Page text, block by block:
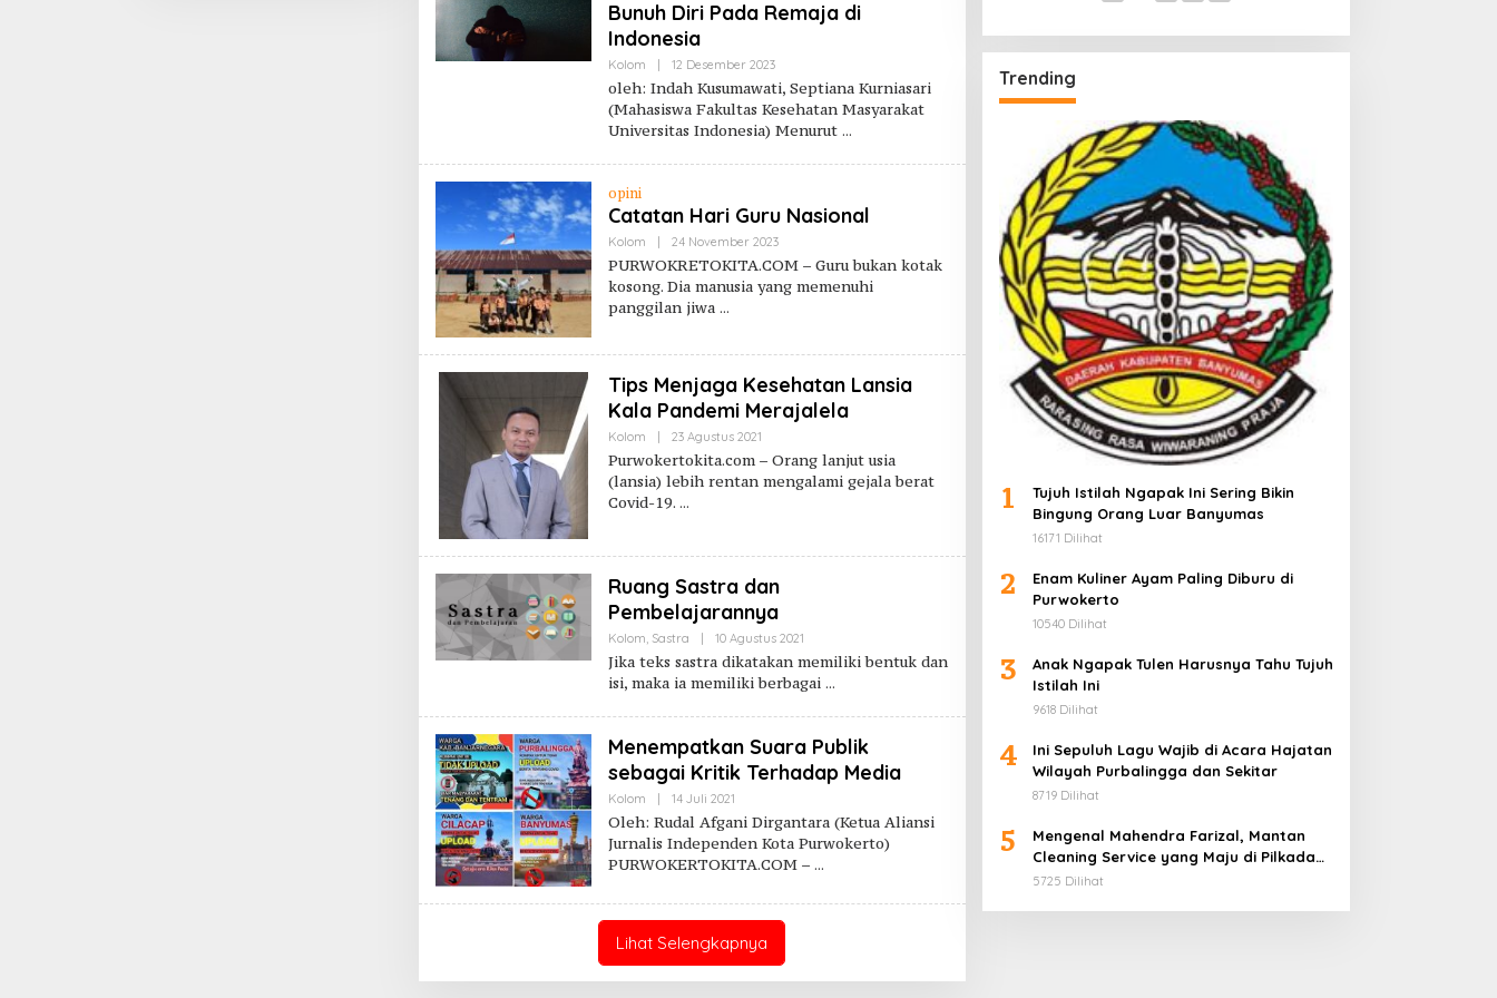
Bunuh Diri Pada Remaja di
Indonesia
Kolom 12 Desember 2023Oleh
Kita
oleh: Indah Kusumawati, Septiana Kurniasari
(Mahasiswa Fakultas Kesehatan Masyarakat
Universitas Indonesia) Menurut
opini
Catatan Hari Guru Nasional
Kolom 24 November 2023Oleh
Kita
PURWOKRETOKITA.COM – Guru bukan kotak
kosong. Dia manusia yang memenuhi
panggilan jiwa
Tips Menjaga Kesehatan Lansia
Kala Pandemi Merajalela
Kolom 23 Agustus 2021Oleh
Kita
Purwokertokita.com – Orang lanjut usia
(lansia) lebih rentan mengalami gejala berat
Covid-19.
Ruang Sastra dan
Pembelajarannya
Kolom Sastra | 10 Agustus 2021Oleh
Kita
Jika teks sastra dikatakan memiliki bentuk dan
isi, maka ia memiliki berbagai
Menempatkan Suara Publik
sebagai Kritik Terhadap Media
Kolom | 14 Juli 2021Oleh
Kita
Oleh: Rudal Afgani Dirgantara (Ketua Aliansi
Jurnalis Independen Kota Purwokerto)
PURWOKERTOKITA.COM –
Lihat Selengkapnya
Trending
1
Tujuh Istilah Ngapak Ini Sering Bikin
Bingung Orang Luar Banyumas
16171 Dilihat
2
Enam Kuliner Ayam Paling Diburu di
Purwokerto
10540 Dilihat
3
Anak Ngapak Tulen Harusnya Tahu Tujuh
Istilah Ini
9618 Dilihat
4
Ini Sepuluh Lagu Wajib di Acara Hajatan
Wilayah Purbalingga dan Sekitar
8719 Dilihat
5
Mengenal Mahendra Farizal, Mantan
Cleaning Service yang Maju di Pilkada
Purbalingga
5725 Dilihat